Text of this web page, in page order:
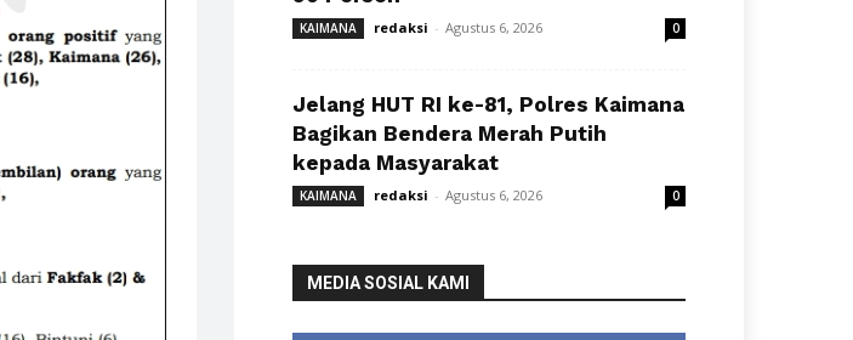
KAIMANA redaksi - Agustus 6, 2026 0
Jelang HUT RI ke-81, Polres Kaimana
Bagikan Bendera Merah Putih
kepada Masyarakat
KAIMANA redaksi - Agustus 6, 2026 0
MEDIA SOSIAL KAMI